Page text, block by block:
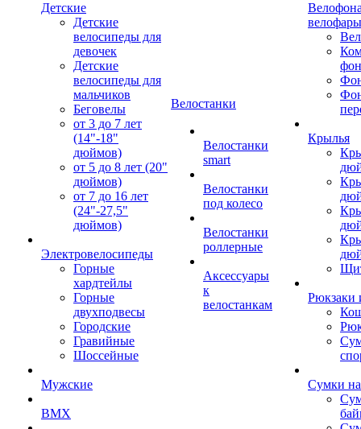
Детские
Детские
велосипеды для
девочек
Детские
велосипеды для
мальчиков
Беговелы
от 3 до 7 лет
(14"-18"
дюймов)
от 5 до 8 лет (20"
дюймов)
от 7 до 16 лет
(24"-27,5"
дюймов)
Электровелосипеды
Горные
хардтейлы
Горные
двухподвесы
Городские
Гравийные
Шоссейные
Мужские
BMX
Велостанки
Велостанки
smart
Велостанки
под колесо
Велостанки
роллерные
Аксессуары
к
велостанкам
велофары
Крылья
Рюкзаки
Сумки